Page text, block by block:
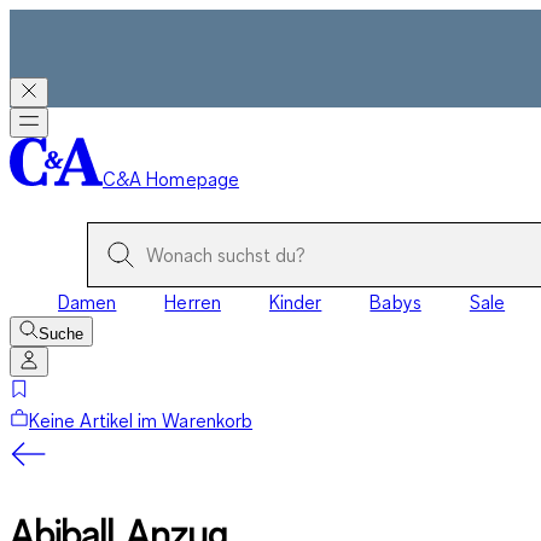
C&A Homepage
Damen Herren Kinder Babys Sale
Suche
Keine Artikel im Warenkorb